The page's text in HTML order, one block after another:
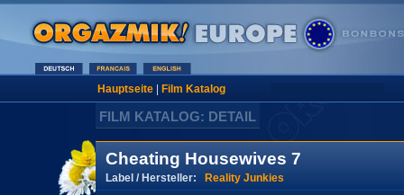
Hauptseite| Film Katalog
FILM KATALOG: DETAIL
Cheating Housewives 7
Label / Hersteller: Reality Junkies